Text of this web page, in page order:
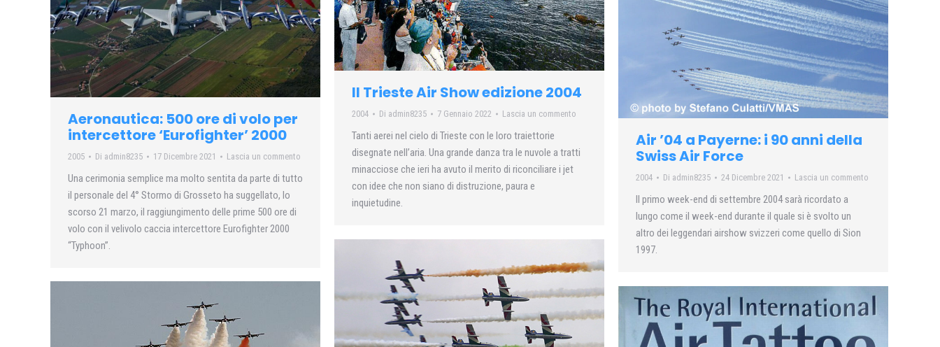
Il Trieste Air Show edizione 2004
2004 Di admin8235 7 Gennaio 2022 Lascia un commento
Tanti aerei nel cielo di Trieste con le loro traiettorie
disegnate nell’aria. Una grande danza tra le nuvole a tratti
minacciose che ieri ha avuto il merito di riconciliare i jet
con idee che non siano di distruzione, paura e
inquietudine.
Air ’04 a Payerne: i 90 anni della
Swiss Air Force
2004 Di admin8235 24 Dicembre 2021 Lascia un commento
Il primo week-end di settembre 2004 sarà ricordato a
lungo come il week-end durante il quale si è svolto un
altro dei leggendari airshow svizzeri come quello di Sion
1997.
Aeronautica: 500 ore di volo per
intercettore ‘Eurofighter’ 2000
2005 Di admin8235 17 Dicembre 2021 Lascia un commento
Una cerimonia semplice ma molto sentita da parte di tutto
il personale del 4° Stormo di Grosseto ha suggellato, lo
scorso 21 marzo, il raggiungimento delle prime 500 ore di
volo con il velivolo caccia intercettore Eurofighter 2000
“Typhoon”.